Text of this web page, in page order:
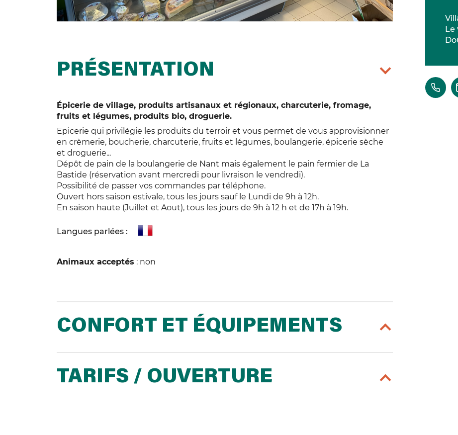
PRÉSENTATION
Épicerie de village, produits artisanaux et régionaux, charcuterie, fromage,
fruits et légumes, produits bio, droguerie.
Epicerie qui privilégie les produits du terroir et vous permet de vous approvisionner
en crèmerie, boucherie, charcuterie, fruits et légumes, boulangerie, épicerie sèche
et droguerie...
Dépôt de pain de la boulangerie de Nant mais également le pain fermier de La
Bastide (réservation avant mercredi pour livraison le vendredi).
Possibilité de passer vos commandes par téléphone.
Ouvert hors saison estivale, tous les jours sauf le Lundi de 9h à 12h.
En saison haute (Juillet et Aout), tous les jours de 9h à 12 h et de 17h à 19h.
Langues parlées :
Animaux acceptés : non
CONFORT ET ÉQUIPEMENTS
TARIFS / OUVERTURE
Le